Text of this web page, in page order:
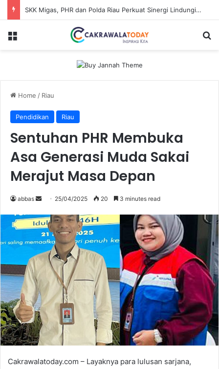
Dinilai Beratkan Media Startup, SMSI Riau Minta Permenkum Nomor 49 Tahun 2025 Dikaji Ulang
Home / Riau
Pendidikan Riau
Sentuhan PHR Membuka
Asa Generasi Muda Sakai
Merajut Masa Depan
abbas
n
d
a
n
i
25/04/2025 20 3 minutes read
Cakrawalatoday.com – Layaknya para lulusan sarjana,